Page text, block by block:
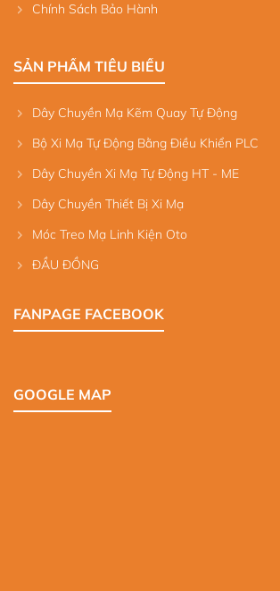
Chính Sách Bảo Hành
SẢN PHẨM TIÊU BIỂU
Dây Chuyền Mạ Kẽm Quay Tự Động
Bộ Xi Mạ Tự Động Bằng Điều Khiển PLC
Dây Chuyền Xi Mạ Tự Động HT - ME
Dây Chuyền Thiết Bị Xi Mạ
Móc Treo Mạ Linh Kiện Oto
ĐẦU ĐỒNG
FANPAGE FACEBOOK
GOOGLE MAP